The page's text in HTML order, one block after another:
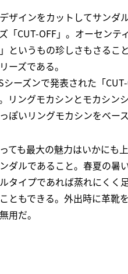
ザインをカットしてサンダ
「CUT-OFF」。オーセン
というもの珍しさもさるこ
ーズである。
シーズンで発表された「
リングモカシンとモカシン
ぽいリングモカシンをベー
ても最大の魅力はいかにも
ダルであること。春夏の暑
タイプであれば蒸れにくく
ともできる。外出時に革靴
用だ。